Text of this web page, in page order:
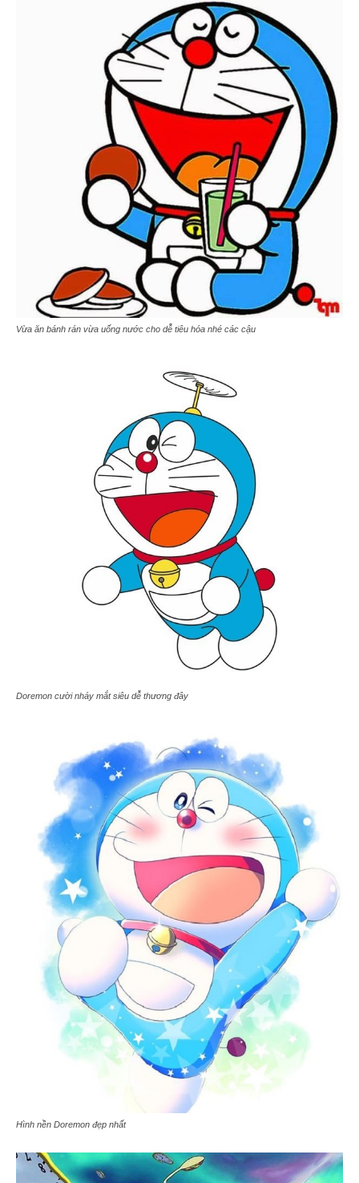
Vừa ăn bánh rán vừa uống nước cho dễ tiêu hóa nhé các cậu
Doremon cười nháy mắt siêu dễ thương đây
Hình nền Doremon đẹp nhất